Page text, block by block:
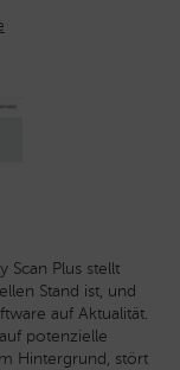
Scan Plus stellt
Stand ist, und
auf Aktualität.
potenzielle
Hintergrund, stört